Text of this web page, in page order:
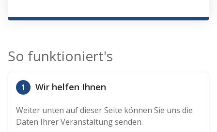
So funktioniert's
1 Wir helfen Ihnen
Weiter unten auf dieser Seite können Sie uns die
Daten Ihrer Veranstaltung senden.